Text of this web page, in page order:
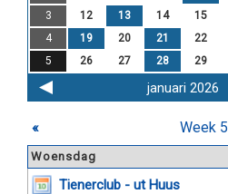
3
12 13 14 15
4
19 20 21 22
5
26 27 28 29
januari 2026
« Week 5
Woensdag
Tienerclub - ut Huus